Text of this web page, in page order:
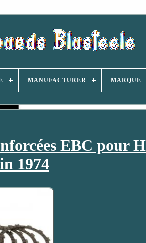
MANUFACTURER MARQUE
EBC pour
1974